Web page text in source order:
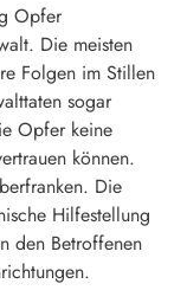
Opfer
Die meisten
Folgen im Stillen
sogar
Opfer keine
können.
Die
Hilfestellung
den Betroffenen